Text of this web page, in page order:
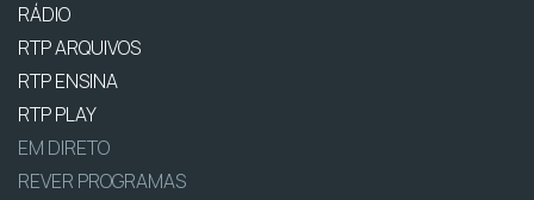
RÁDIO
RTP ARQUIVOS
RTP ENSINA
RTP PLAY
EM DIRETO
REVER PROGRAMAS